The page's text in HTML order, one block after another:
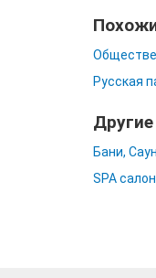
Русская
Бани,
SPA